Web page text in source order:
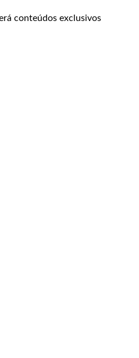
conteúdos exclusivos